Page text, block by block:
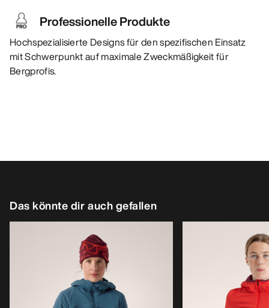
Professionelle Produkte
Hochspezialisierte Designs für den spezifischen Einsatz
mit Schwerpunkt auf maximale Zweckmäßigkeit für
Bergprofis.
Das könnte dir auch gefallen